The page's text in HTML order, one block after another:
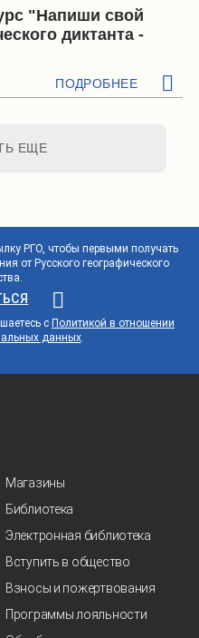
"Напиши свой
диктанта -
ПОДРОБНЕЕ
ЕЩЕ
РГО, чтобы первыми получать
от Русского географического
с Политикой в отношении
данных.
Магазины
Библиотека
Электронная библиотека
Вступить в общество
Взносы и пожертвования
Программы лояльности